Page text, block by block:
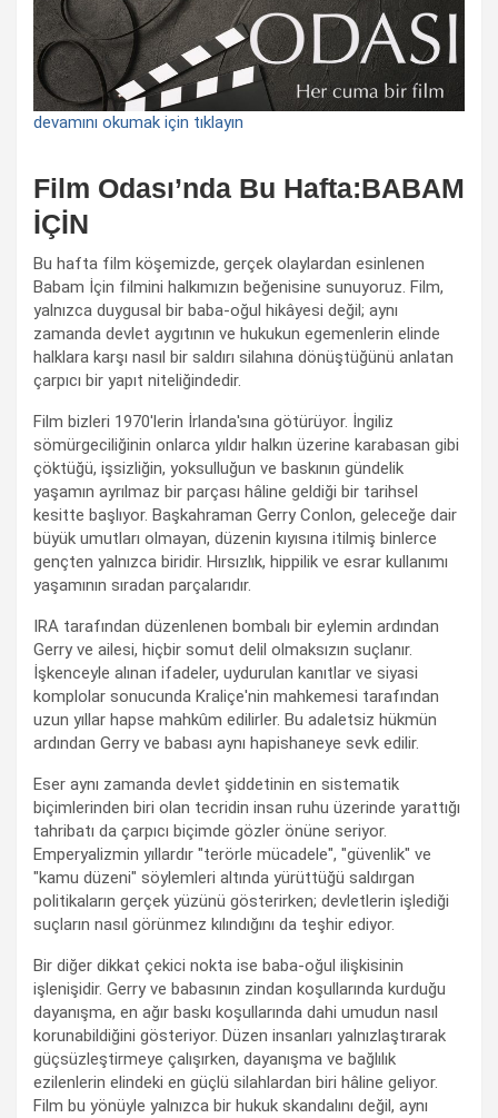
devamını okumak için tıklayın
Film Odası’nda Bu Hafta:BABAM
İÇİN
Bu hafta film köşemizde, gerçek olaylardan esinlenen
Babam İçin filmini halkımızın beğenisine sunuyoruz. Film,
yalnızca duygusal bir baba-oğul hikâyesi değil; aynı
zamanda devlet aygıtının ve hukukun egemenlerin elinde
halklara karşı nasıl bir saldırı silahına dönüştüğünü anlatan
çarpıcı bir yapıt niteliğindedir.
Film bizleri 1970'lerin İrlanda'sına götürüyor. İngiliz
sömürgeciliğinin onlarca yıldır halkın üzerine karabasan gibi
çöktüğü, işsizliğin, yoksulluğun ve baskının gündelik
yaşamın ayrılmaz bir parçası hâline geldiği bir tarihsel
kesitte başlıyor. Başkahraman Gerry Conlon, geleceğe dair
büyük umutları olmayan, düzenin kıyısına itilmiş binlerce
gençten yalnızca biridir. Hırsızlık, hippilik ve esrar kullanımı
yaşamının sıradan parçalarıdır.
IRA tarafından düzenlenen bombalı bir eylemin ardından
Gerry ve ailesi, hiçbir somut delil olmaksızın suçlanır.
İşkenceyle alınan ifadeler, uydurulan kanıtlar ve siyasi
komplolar sonucunda Kraliçe'nin mahkemesi tarafından
uzun yıllar hapse mahkûm edilirler. Bu adaletsiz hükmün
ardından Gerry ve babası aynı hapishaneye sevk edilir.
Eser aynı zamanda devlet şiddetinin en sistematik
biçimlerinden biri olan tecridin insan ruhu üzerinde yarattığı
tahribatı da çarpıcı biçimde gözler önüne seriyor.
Emperyalizmin yıllardır "terörle mücadele", "güvenlik" ve
"kamu düzeni" söylemleri altında yürüttüğü saldırgan
politikaların gerçek yüzünü gösterirken; devletlerin işlediği
suçların nasıl görünmez kılındığını da teşhir ediyor.
Bir diğer dikkat çekici nokta ise baba-oğul ilişkisinin
işlenişidir. Gerry ve babasının zindan koşullarında kurduğu
dayanışma, en ağır baskı koşullarında dahi umudun nasıl
korunabildiğini gösteriyor. Düzen insanları yalnızlaştırarak
güçsüzleştirmeye çalışırken, dayanışma ve bağlılık
ezilenlerin elindeki en güçlü silahlardan biri hâline geliyor.
Film bu yönüyle yalnızca bir hukuk skandalını değil, aynı